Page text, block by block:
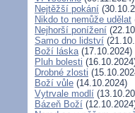
Nejtěžší pokání
Nikdo to nemůže udělat
Nejhorší ponížení
Samo dno lidství
Boží láska(17.10.2024)
Pluh bolesti
Drobné zlosti
Boží vůle (14.10.2024)
Vytrvale modlí
Bázeň Boží